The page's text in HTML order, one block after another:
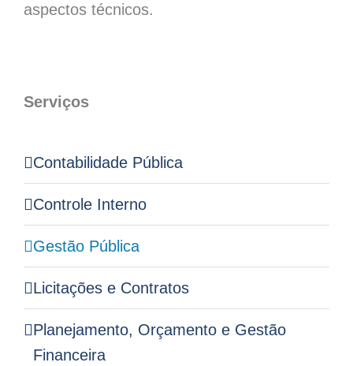
aspectos técnicos.
Serviços
Contabilidade Pública
Controle Interno
Gestão Pública
Licitações e Contratos
Planejamento, Orçamento e Gestão
Financeira